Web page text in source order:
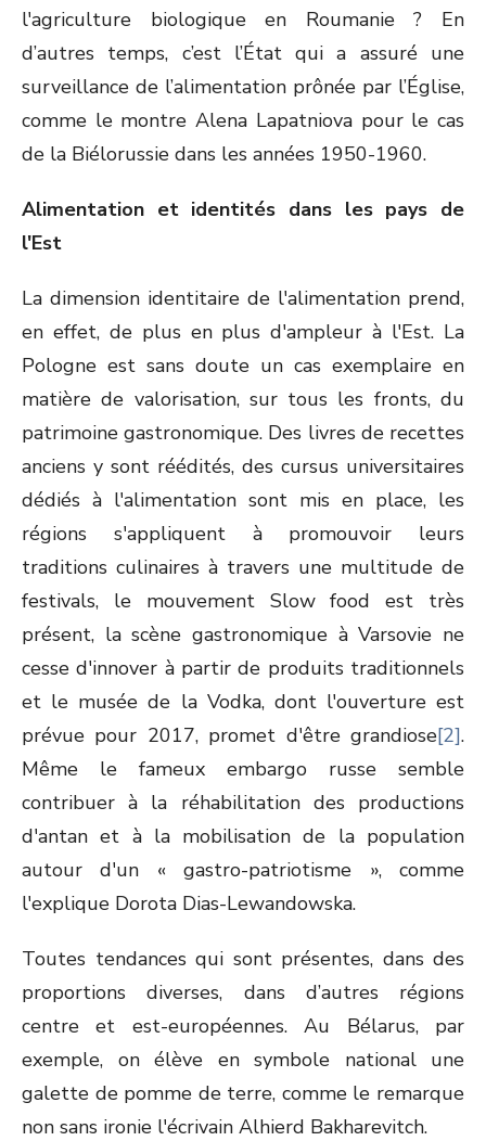
l'agriculture biologique en Roumanie ? En
d’autres temps, c’est l’État qui a assuré une
surveillance de l’alimentation prônée par l’Église,
comme le montre Alena Lapatniova pour le cas
de la Biélorussie dans les années 1950-1960.
Alimentation et identités dans les pays de
l'Est
La dimension identitaire de l'alimentation prend,
en effet, de plus en plus d'ampleur à l'Est. La
Pologne est sans doute un cas exemplaire en
matière de valorisation, sur tous les fronts, du
patrimoine gastronomique. Des livres de recettes
anciens y sont réédités, des cursus universitaires
dédiés à l'alimentation sont mis en place, les
régions s'appliquent à promouvoir leurs
traditions culinaires à travers une multitude de
festivals, le mouvement Slow food est très
présent, la scène gastronomique à Varsovie ne
cesse d'innover à partir de produits traditionnels
et le musée de la Vodka, dont l'ouverture est
prévue pour 2017, promet d'être grandiose[2].
Même le fameux embargo russe semble
contribuer à la réhabilitation des productions
d'antan et à la mobilisation de la population
autour d'un « gastro-patriotisme », comme
l'explique Dorota Dias-Lewandowska.
Toutes tendances qui sont présentes, dans des
proportions diverses, dans d’autres régions
centre et est-européennes. Au Bélarus, par
exemple, on élève en symbole national une
galette de pomme de terre, comme le remarque
non sans ironie l'écrivain Alhierd Bakharevitch.